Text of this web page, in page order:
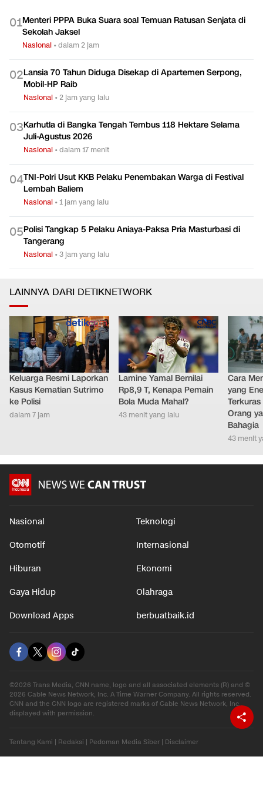
01Menteri PPPA Buka Suara soal Temuan Ratusan Senjata di
Sekolah Jaksel
Nasional •dalam 2 jam
02Lansia 70 Tahun Diduga Disekap di Apartemen Serpong,
Mobil-HP Raib
Nasional •2 jam yang lalu
03Karhutla di Bangka Tengah Tembus 118 Hektare Selama
Juli-Agustus 2026
Nasional •dalam 17 menit
04TNI-Polri Usut KKB Pelaku Penembakan Warga di Festival
Lembah Baliem
Nasional •1 jam yang lalu
05Polisi Tangkap 5 Pelaku Aniaya-Paksa Pria Masturbasi di
Tangerang
Nasional •3 jam yang lalu
LAINNYA DARI DETIKNETWORK
Keluarga Resmi Laporkan
Kasus Kematian Sutrimo
ke Polisi
dalam 7 jam
Lamine Yamal Bernilai
Rp8,9 T, Kenapa Pemain
Bola Muda Mahal?
43 menit yang lalu
Cara
yang
Orang
Bahagia
43 menit
Nasional Teknologi
Otomotif Internasional
Hiburan Ekonomi
Gaya Hidup Olahraga
Download Apps berbuatbaik.id
©2026 Trans Media, CNN name, logo and all associated elements (R) and ©
2026 Cable News Network, Inc. A Time Warner Company. All rights reserved.
CNN and the CNN logo are registered marks of Cable News Network, Inc.,
displayed with permission.
Tentang Kami | Redaksi | Pedoman Media Siber | Disclaimer